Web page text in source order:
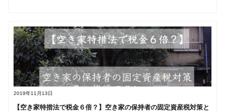
2019年11月13日
【空き家特措法で税金６倍？】空き家の保持者の固定資産税対策と